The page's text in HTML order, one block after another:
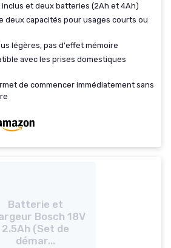
inclus et deux batteries (2Ah et 4Ah)
deux capacités pour usages courts ou
légères, pas d'effet mémoire
avec les prises domestiques
de commencer immédiatement sans
Batterie et
Bosch 18V
2.5Ah (Set de
démar...